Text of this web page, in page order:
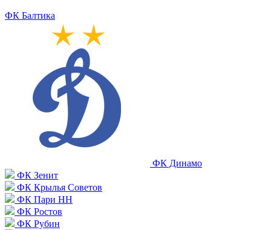
ФК Балтика
ФК Динамо
ФК Зенит
ФК Крылья Советов
ФК Пари НН
ФК Ростов
ФК Рубин